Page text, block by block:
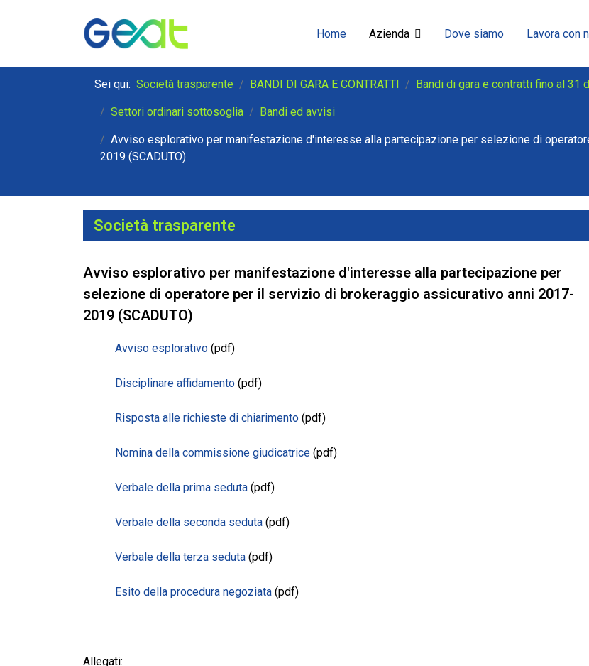
Home Azienda Dove siamo Lavora con
Sei qui: Società trasparente BANDI DI GARA E CONTRATTI Bandi di gara e contratti fino al 31
Settori ordinari sottosoglia Bandi ed avvisi
Avviso esplorativo per manifestazione d'interesse alla partecipazione per selezione di
2019 (SCADUTO)
Società trasparente
Avviso esplorativo per manifestazione d'interesse alla partecipazione per
selezione di operatore per il servizio di brokeraggio assicurativo anni 2017-
2019 (SCADUTO)
Avviso esplorativo (pdf)
Disciplinare affidamento (pdf)
Risposta alle richieste di chiarimento (pdf)
Nomina della commissione giudicatrice (pdf)
Verbale della prima seduta (pdf)
Verbale della seconda seduta (pdf)
Verbale della terza seduta (pdf)
Esito della procedura negoziata (pdf)
Allegati: